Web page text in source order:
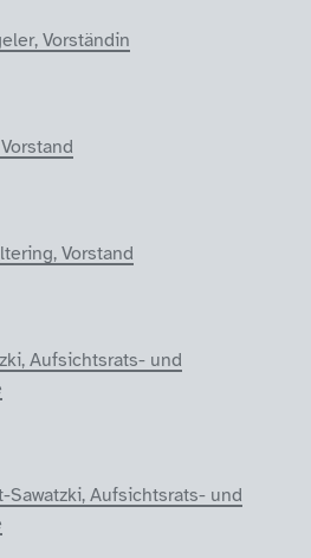
Vorständin
Vorstand
Aufsichtsrats- und
Aufsichtsrats- und